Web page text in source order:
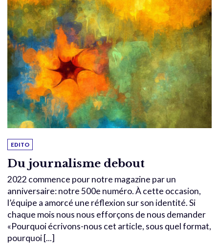
EDITO
Du journalisme debout
2022 commence pour notre magazine par un
anniversaire: notre 500e numéro. À cette occasion,
l’équipe a amorcé une réflexion sur son identité. Si
chaque mois nous nous efforçons de nous demander
«Pourquoi écrivons-nous cet article, sous quel format,
pourquoi [...]